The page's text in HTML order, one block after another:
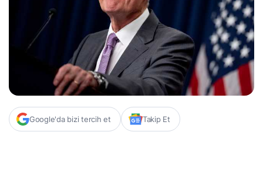
Google'da bizi tercih et Takip Et